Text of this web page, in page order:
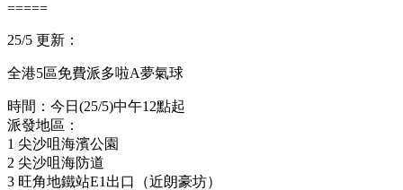
=====
25/5 更新：
全港5區免費派多啦A夢氣球
時間：今日(25/5)中午12點起
派發地區：
1 尖沙咀海濱公園
2 尖沙咀海防道
3 旺角地鐵站E1出口（近朗豪坊）